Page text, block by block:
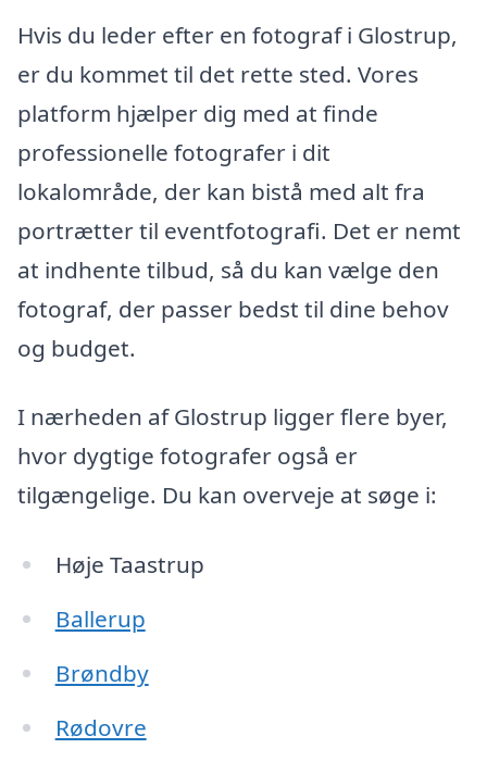
Hvis du leder efter en fotograf i Glostrup,
er du kommet til det rette sted. Vores
platform hjælper dig med at finde
professionelle fotografer i dit
lokalområde, der kan bistå med alt fra
portrætter til eventfotografi. Det er nemt
at indhente tilbud, så du kan vælge den
fotograf, der passer bedst til dine behov
og budget.
I nærheden af Glostrup ligger flere byer,
hvor dygtige fotografer også er
tilgængelige. Du kan overveje at søge i:
Høje Taastrup
Ballerup
Brøndby
Rødovre